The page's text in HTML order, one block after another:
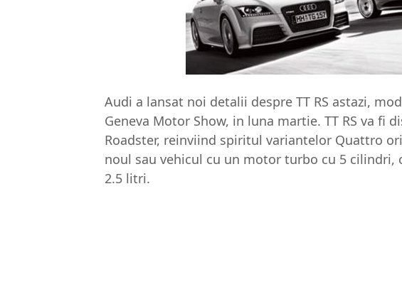
Audi a lansat noi detalii despre TT RS astazi,
Geneva Motor Show, in luna martie. TT RS va fi
Roadster, reinviind spiritul variantelor Quattro
noul sau vehicul cu un motor turbo cu 5 cilindri,
2.5 litri.